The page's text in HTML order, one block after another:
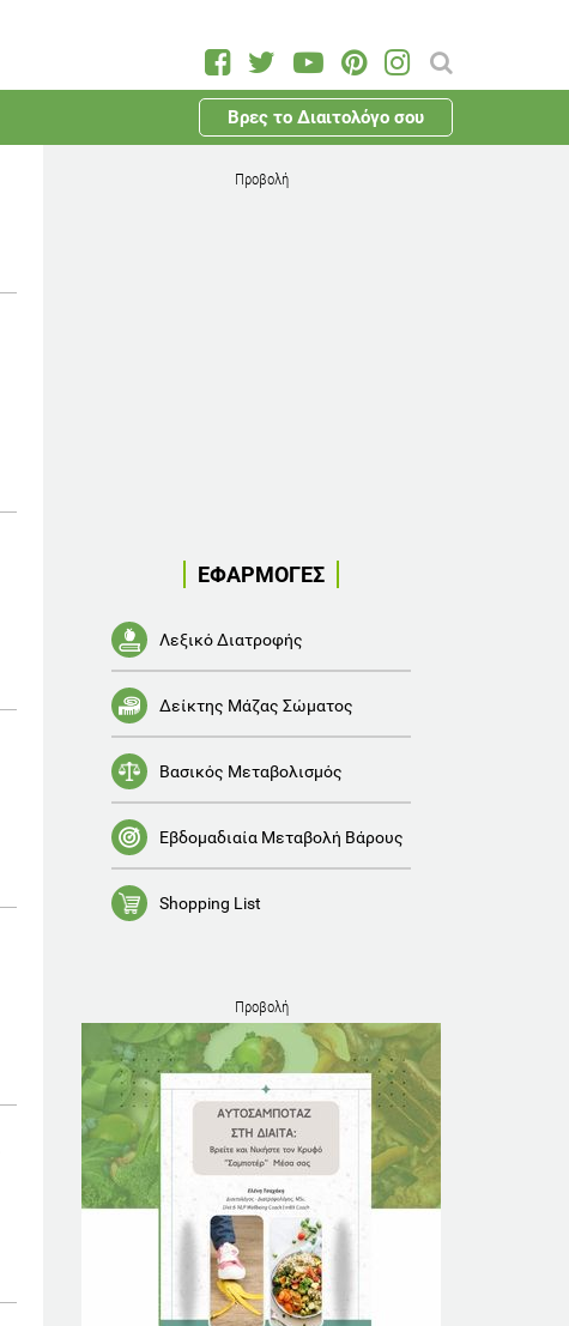
Βρες το Διαιτολόγο σου
Προβολή
ΕΦΑΡΜΟΓΕΣ
Λεξικό Διατροφής
Δείκτης Μάζας Σώματος
Βασικός Μεταβολισμός
Εβδομαδιαία Μεταβολή Βάρους
Shopping List
Προβολή